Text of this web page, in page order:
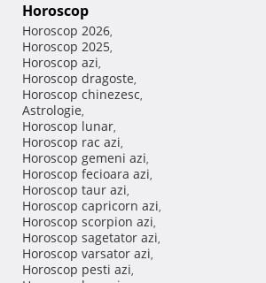
Horoscop
Horoscop 2026,
Horoscop 2025,
Horoscop azi,
Horoscop dragoste,
Horoscop chinezesc,
Astrologie,
Horoscop lunar,
Horoscop rac azi,
Horoscop gemeni azi,
Horoscop fecioara azi,
Horoscop taur azi,
Horoscop capricorn azi,
Horoscop scorpion azi,
Horoscop sagetator azi,
Horoscop varsator azi,
Horoscop pesti azi,